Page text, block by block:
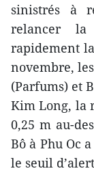
sinistrés à
relancer
rapidement
novembre,
(Parfums) et
Kim Long, la
0,25 m au-
Bô à Phu Oc
le seuil